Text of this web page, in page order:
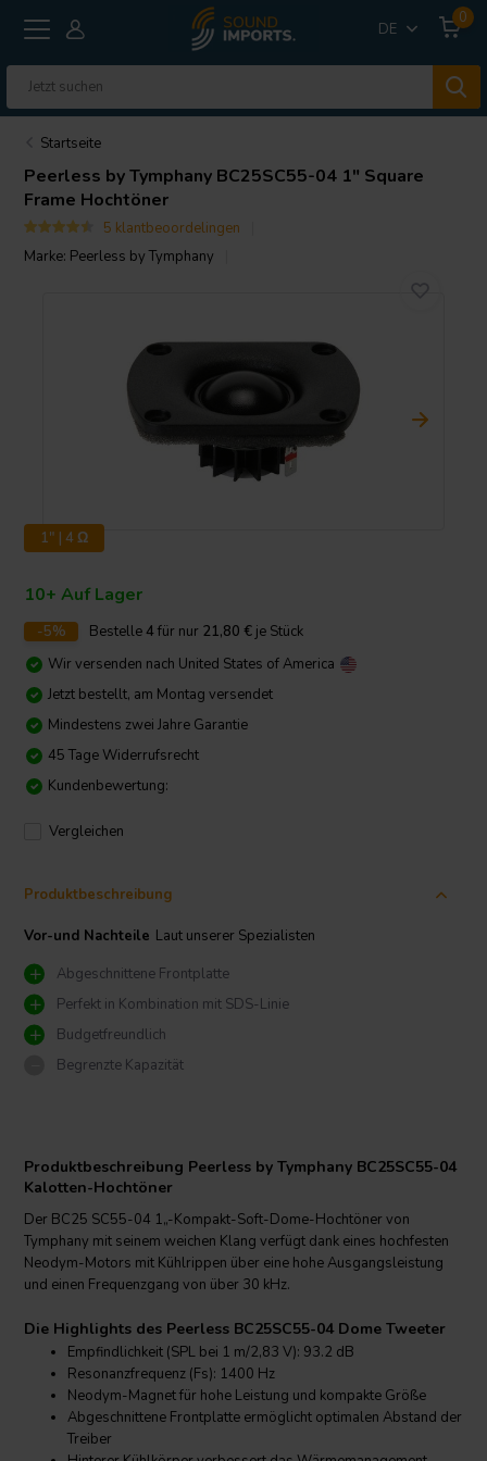
DE
0
Startseite
Peerless by Tymphany BC25SC55-04 1" Square
Frame Hochtöner
5 klantbeoordelingen
Marke: Peerless by Tymphany
1" | 4 Ω
10+ Auf Lager
-5% Bestelle4 für nur 21,80 € je Stück
Wir versenden nach United States of America
Jetzt bestellt, am Montag versendet
Mindestens zwei Jahre Garantie
45 Tage Widerrufsrecht
Kundenbewertung:
Vergleichen
Produktbeschreibung
Vor-und Nachteile Laut unserer Spezialisten
Abgeschnittene Frontplatte
Perfekt in Kombination mit SDS-Linie
Budgetfreundlich
Begrenzte Kapazität
Produktbeschreibung Peerless by Tymphany BC25SC55-04
Kalotten-Hochtöner
Der BC25 SC55-04 1„-Kompakt-Soft-Dome-Hochtöner von
Tymphany mit seinem weichen Klang verfügt dank eines hochfesten
Neodym-Motors mit Kühlrippen über eine hohe Ausgangsleistung
und einen Frequenzgang von über 30 kHz.
Die Highlights des Peerless BC25SC55-04 Dome Tweeter
Empfindlichkeit (SPL bei 1 m/2,83 V): 93.2 dB
Resonanzfrequenz (Fs): 1400 Hz
Neodym-Magnet für hohe Leistung und kompakte Größe
Abgeschnittene Frontplatte ermöglicht optimalen Abstand der
Treiber